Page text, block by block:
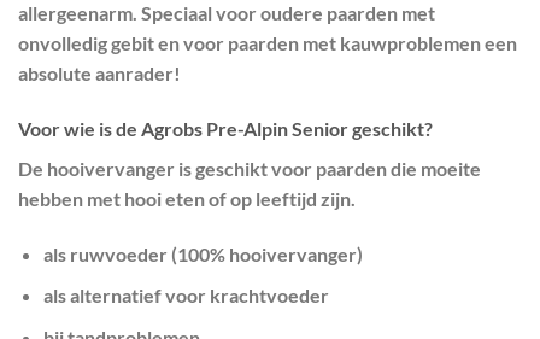
allergeenarm. Speciaal voor oudere paarden met
onvolledig gebit en voor paarden met kauwproblemen een
absolute aanrader!
Voor wie is de Agrobs Pre-Alpin Senior geschikt?
De hooivervanger is geschikt voor paarden die moeite
hebben met hooi eten of op leeftijd zijn.
als ruwvoeder (100% hooivervanger)
als alternatief voor krachtvoeder